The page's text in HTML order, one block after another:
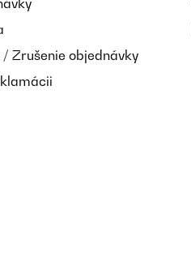
/ Zrušenie objednávky